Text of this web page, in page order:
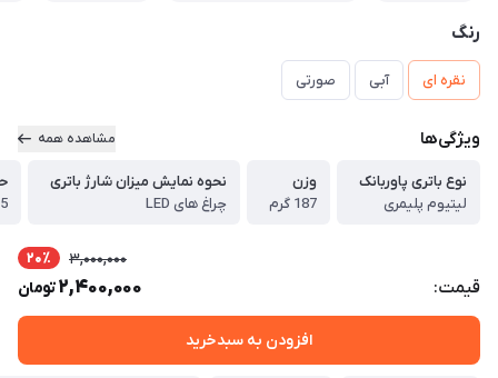
رنگ
نقره ای آبی صورتی
ویژگی‌ها مشاهده همه
نوع باتری پاوربانک
لیتیوم پلیمری
وزن
187 گرم
نحوه نمایش میزان شارژ باتری
چراغ های LED
قیمت:
3,000,000 20٪
2,400,000تومان
افزودن به سبدخرید